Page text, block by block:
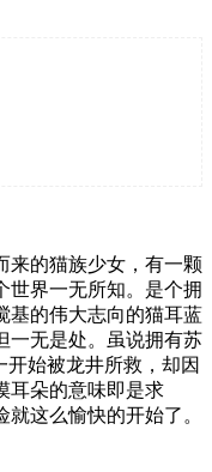
来的猫族少女，有一颗
世界一无所知。是个拥
基的伟大志向的猫耳蓝
一无是处。虽说拥有苏
开始被龙井所救，却因
耳朵的意味即是求
这么愉快的开始了。